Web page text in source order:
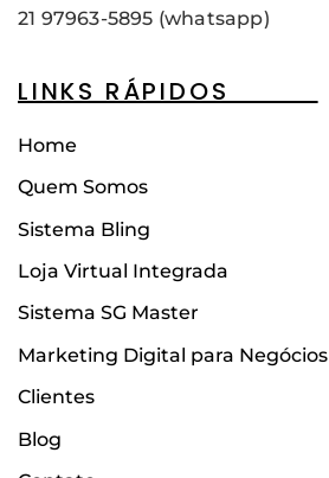
21 97963-5895 (whatsapp)
LINKS RÁPIDOS____
Home
Quem Somos
Sistema Bling
Loja Virtual Integrada
Sistema SG Master
Marketing Digital para Negócios
Clientes
Blog